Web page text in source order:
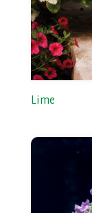
Lime